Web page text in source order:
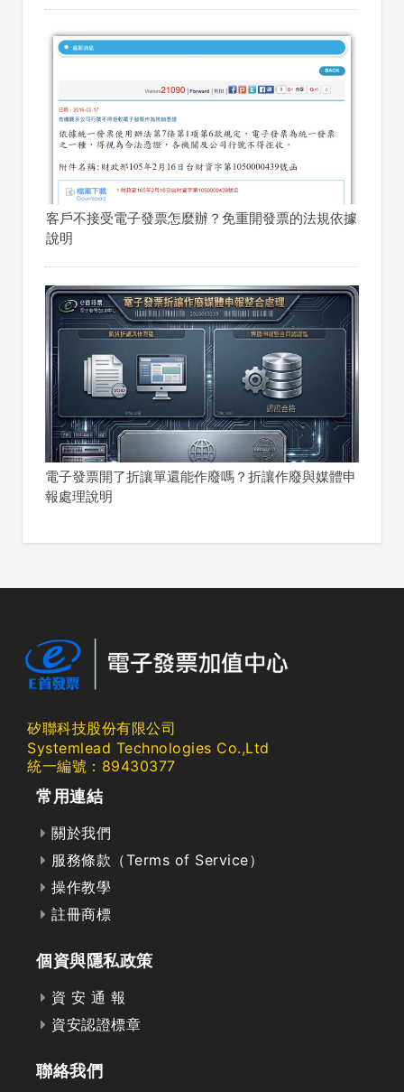
客戶不接受電子發票怎麼辦？免重開發票的法規依據
說明
電子發票開了折讓單還能作廢嗎？折讓作廢與媒體申
報處理說明
矽聯科技股份有限公司
Systemlead Technologies Co.,Ltd
統一編號：89430377
常用連結
關於我們
服務條款（Terms of Service）
操作教學
註冊商標
個資與隱私政策
資 安 通 報
資安認證標章
聯絡我們